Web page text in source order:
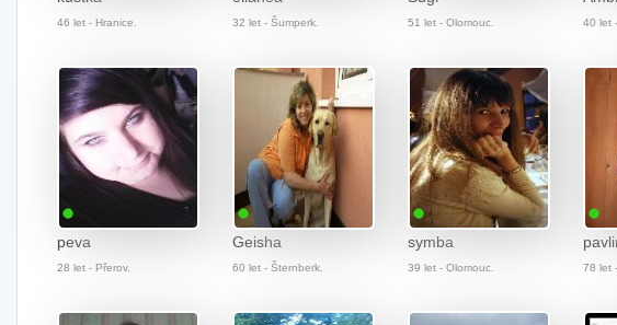
46 let - Hranice. 32 let - Šumperk. 51 let - Olomouc. 40 let
peva
28 let - Přerov.
Geisha
60 let - Šternberk.
symba
39 let - Olomouc. 78 let